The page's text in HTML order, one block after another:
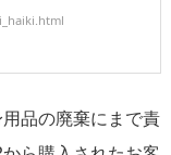
品の廃棄にまで責